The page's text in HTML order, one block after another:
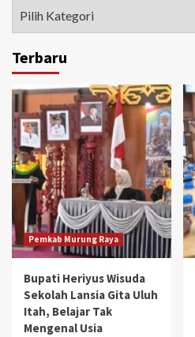
Terbaru
Pemkab Murung Raya
Bupati Heriyus Wisuda
Sekolah Lansia Gita Uluh
Itah, Belajar Tak
Mengenal Usia